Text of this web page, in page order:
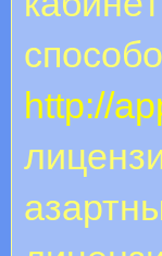
http://